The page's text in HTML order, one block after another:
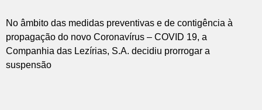
No âmbito das medidas preventivas e de contigência à
propagação do novo Coronavírus – COVID 19, a
Companhia das Lezírias, S.A. decidiu prorrogar a
suspensão